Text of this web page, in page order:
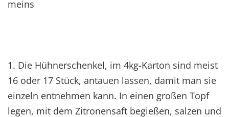
meins
1. Die Hühnerschenkel, im 4kg-Karton sind meist
16 oder 17 Stück, antauen lassen, damit man sie
einzeln entnehmen kann. In einen großen Topf
legen, mit dem Zitronensaft begießen, salzen und